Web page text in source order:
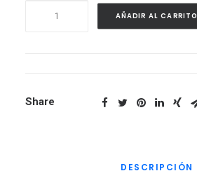
AÑADIR AL CARRITO
Share
DESCRIPCIÓN